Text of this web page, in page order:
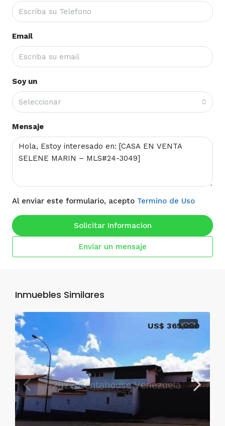
Email
Soy un
Seleccionar
Mensaje
Al enviar este formulario, acepto Termino de Uso
Solicitar Informacion
Enviar un mensaje
Inmuebles Similares
VENTA
US$ 365,000